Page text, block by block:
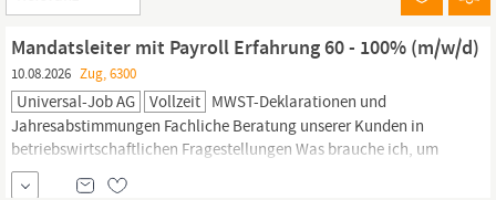
Mandatsleiter mit Payroll Erfahrung 60 - 100% (m/w/d)
10.08.2026 Zug, 6300
Universal-Job AG Vollzeit MWST-Deklarationen und
Jahresabstimmungen Fachliche Beratung unserer Kunden in
betriebswirtschaftlichen Fragestellungen Was brauche ich, um
erfolgreich zu sein? Weiterbildung im Treuhand- oder
Rechnungswesen